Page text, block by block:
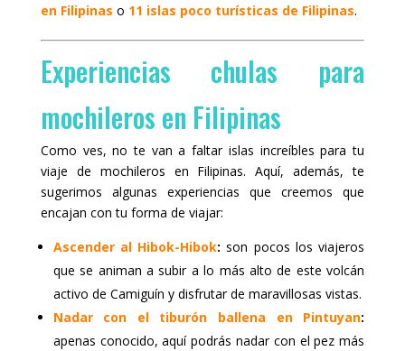
en Filipinas o 11 islas poco turísticas de Filipinas.
Experiencias chulas para
mochileros en Filipinas
Como ves, no te van a faltar islas increíbles para tu
viaje de mochileros en Filipinas. Aquí, además, te
sugerimos algunas experiencias que creemos que
encajan con tu forma de viajar:
Ascender al Hibok-Hibok: son pocos los viajeros
que se animan a subir a lo más alto de este volcán
activo de Camiguín y disfrutar de maravillosas vistas.
Nadar con el tiburón ballena en Pintuyan:
apenas conocido, aquí podrás nadar con el pez más